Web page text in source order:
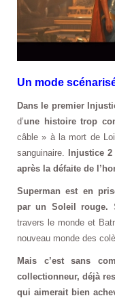
Un mode
Dans le premier
d’une histoire trop
câble » à la mort de
sanguinaire. Injustice 2
après la défaite de
Superman est en
par un Soleil rouge.
travers le monde et
nouveau monde des
Mais c’est sans
collectionneur, déjà
qui aimerait bien